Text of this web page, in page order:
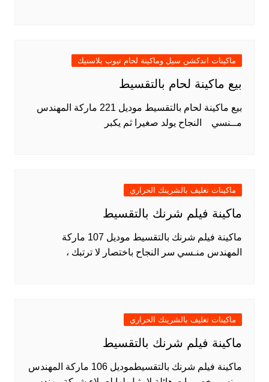
ماكينات اندكشن سيل وماكينة لحام تيوب بلاستيك
بيع ماكينة لحام بالتقسيط
بيع ماكينة لحام بالتقسيط موديل 221 ماركة المهندس
مــنسي النجاح يولد صغيرا ثم يكبر
ماكينات تغليف بالشرينك الحراري
ماكينة فيلم شرنك بالتقسيط
ماكينة فيلم شرنك بالتقسيط موديل 107 ماركة
المهندس منـسي سر النجاح باختصار لا ترتبك ،
ماكينات تغليف بالشرينك الحراري
ماكينة فيلم شرنك بالتقسيط
ماكينة فيلم شرنك بالتقسيطموديل 106 ماركة المهندس